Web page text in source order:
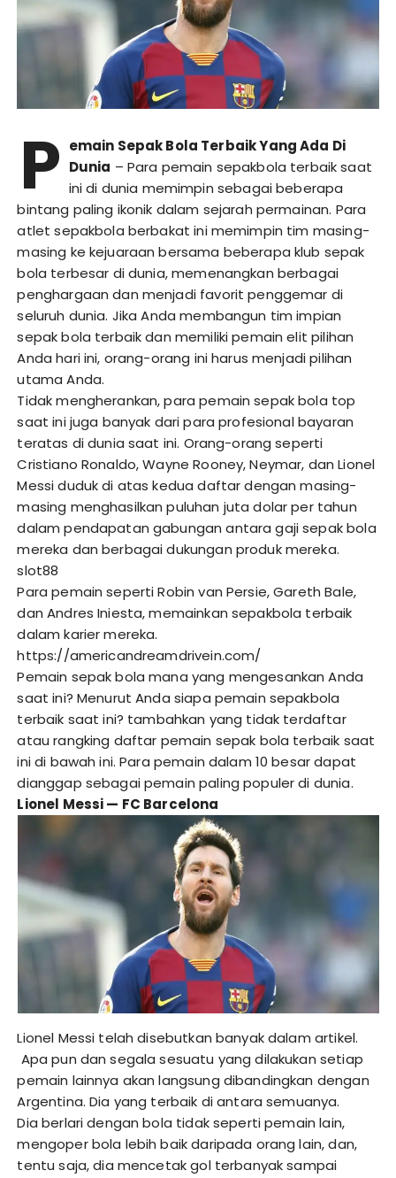
P emain Sepak Bola Terbaik Yang Ada Di
Dunia – Para pemain sepakbola terbaik saat
ini di dunia memimpin sebagai beberapa
bintang paling ikonik dalam sejarah permainan. Para
atlet sepakbola berbakat ini memimpin tim masing-
masing ke kejuaraan bersama beberapa klub sepak
bola terbesar di dunia, memenangkan berbagai
penghargaan dan menjadi favorit penggemar di
seluruh dunia. Jika Anda membangun tim impian
sepak bola terbaik dan memiliki pemain elit pilihan
Anda hari ini, orang-orang ini harus menjadi pilihan
utama Anda.
Tidak mengherankan, para pemain sepak bola top
saat ini juga banyak dari para profesional bayaran
teratas di dunia saat ini. Orang-orang seperti
Cristiano Ronaldo, Wayne Rooney, Neymar, dan Lionel
Messi duduk di atas kedua daftar dengan masing-
masing menghasilkan puluhan juta dolar per tahun
dalam pendapatan gabungan antara gaji sepak bola
mereka dan berbagai dukungan produk mereka.
slot88
Para pemain seperti Robin van Persie, Gareth Bale,
dan Andres Iniesta, memainkan sepakbola terbaik
dalam karier mereka.
https://americandreamdrivein.com/
Pemain sepak bola mana yang mengesankan Anda
saat ini? Menurut Anda siapa pemain sepakbola
terbaik saat ini? tambahkan yang tidak terdaftar
atau rangking daftar pemain sepak bola terbaik saat
ini di bawah ini. Para pemain dalam 10 besar dapat
dianggap sebagai pemain paling populer di dunia.
Lionel Messi — FC Barcelona
Lionel Messi telah disebutkan banyak dalam artikel.
Apa pun dan segala sesuatu yang dilakukan setiap
pemain lainnya akan langsung dibandingkan dengan
Argentina. Dia yang terbaik di antara semuanya.
Dia berlari dengan bola tidak seperti pemain lain,
mengoper bola lebih baik daripada orang lain, dan,
tentu saja, dia mencetak gol terbanyak sampai